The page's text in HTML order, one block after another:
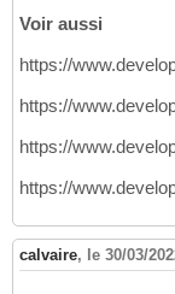
Voir aussi
https://
https://
https://
https://
calvaire, le 30/03/